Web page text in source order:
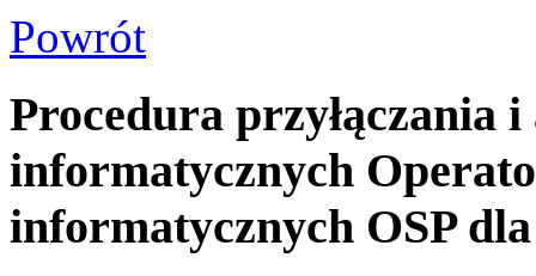
Powrót
Procedura przyłączania
informatycznych
informatycznych OSP